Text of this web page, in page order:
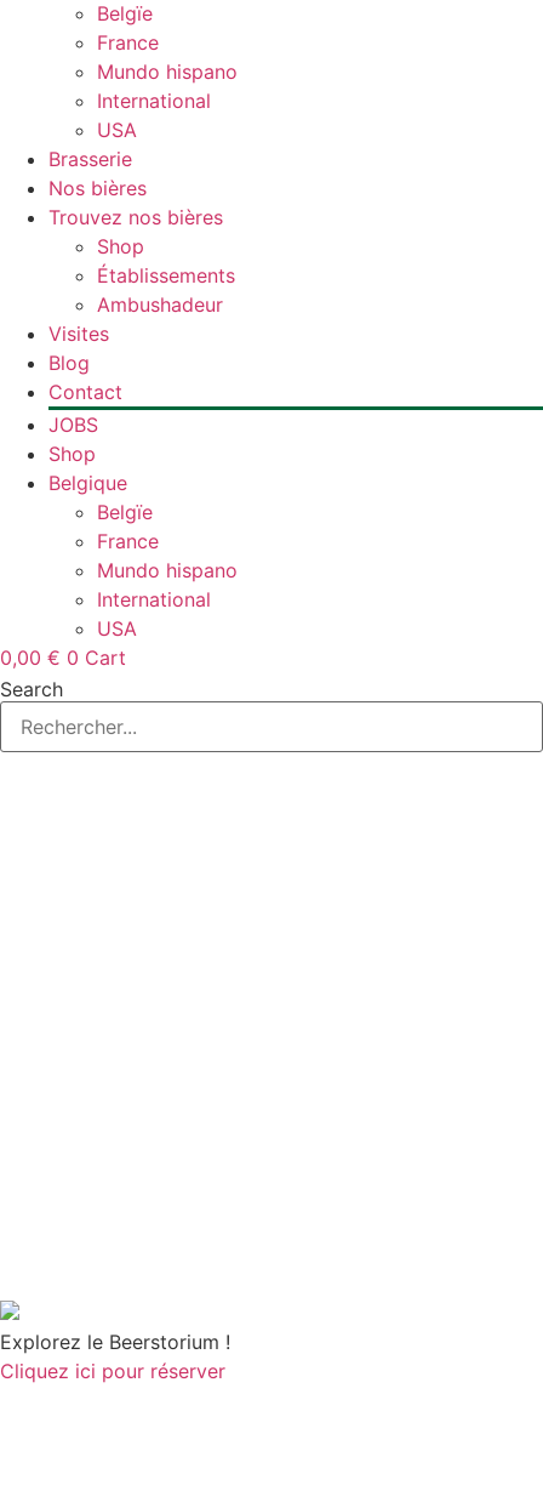
Belgïe
France
Mundo hispano
International
USA
Brasserie
Nos bières
Trouvez nos bières
Shop
Établissements
Ambushadeur
Visites
Blog
Contact
JOBS
Shop
Belgique
Belgïe
France
Mundo hispano
International
USA
0,00 € 0 Cart
Search
Explorez le Beerstorium !
Cliquez ici pour réserver